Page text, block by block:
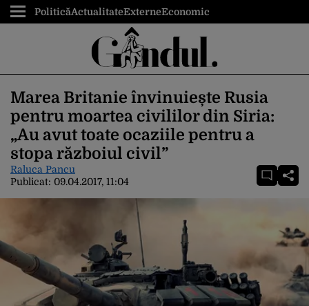
PoliticăActualitateExterneEconomic
Marea Britanie învinuiește Rusia
pentru moartea civililor din Siria:
„Au avut toate ocaziile pentru a
stopa războiul civil”
Raluca Pancu
Publicat: 09.04.2017, 11:04